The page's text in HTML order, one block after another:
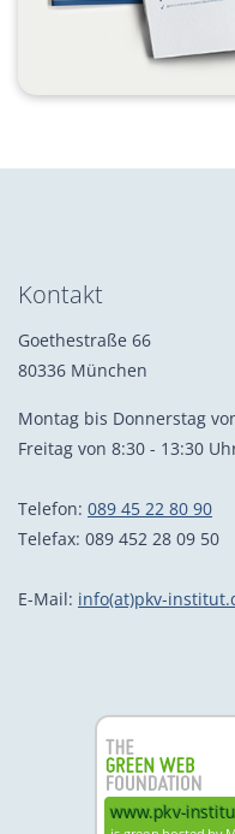
Kontakt
Goethestraße 66
80336 München
Montag bis Donnerstag
Freitag von 8:30 - 13:30
Telefon: 089 45 22 80 90
Telefax: 089 452 28 09 50
E-Mail: info(at)pkv-